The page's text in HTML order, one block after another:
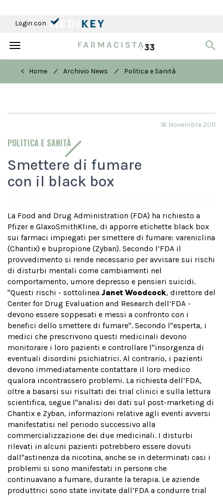
Login con
Toggle
< Home
/ Archivio News / Politica e Sanità
POLITICA E SANITÀ
16 Novembre 2011
Smettere di fumare
con il black box
La Food and Drug Administration (FDA) ha richiesto a
Pfizer e GlaxoSmithKline, di apporre etichette black box
sui farmaci impiegati per smettere di fumare: vareniclina
(Chantix) e bupropione (Zyban). Secondo l’FDA il
provvedimento si rende necessario per avvisare sui rischi
di disturbi mentali come cambiamenti nel
comportamento, umore depresso e pensieri suicidi.
"Questi rischi - sottolinea Janet Woodcock, direttore del
Center for Drug Evaluation and Research dell’FDA -
devono essere soppesati e messi a confronto con i
benefici dello smettere di fumare". Secondo l''esperta, i
medici che prescrivono questi medicinali devono
monitorare i loro pazienti e controllare l''insorgenza di
eventuali disordini psichiatrici. Al contrario, i pazienti
devono immediatamente contattare il loro medico
qualora incontrassero problemi. La richiesta dell’FDA,
oltre a basarsi sui risultati dei trial clinici e sulla lettura
scientifica, segue l''analisi dei dati sul post-marketing di
Chantix e Zyban, informazioni relative agli eventi avversi
manifestatisi nel periodo successivo alla
commercializzazione dei due medicinali. I disturbi
rilevati in alcuni pazienti potrebbero essere dovuti
dall''astinenza da nicotina, anche se in determinati casi i
problemi si sono manifestati in persone che
continuavano a fumare, durante la terapia. Le aziende
produttrici sono state invitate dall’FDA a condurre trial